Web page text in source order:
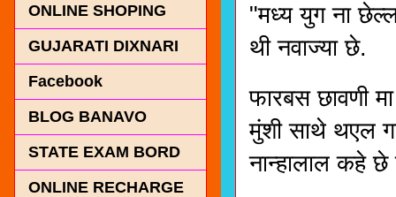
"मध्य युग ना
थी नवाज्या छे.
फारबस छावणी
मुंशी साथे थएल
नान्हालाल कहे छे
ONLINE SHOPING
GUJARATI DIXNARI
Facebook
BLOG BANAVO
STATE EXAM BORD
ONLINE RECHARGE